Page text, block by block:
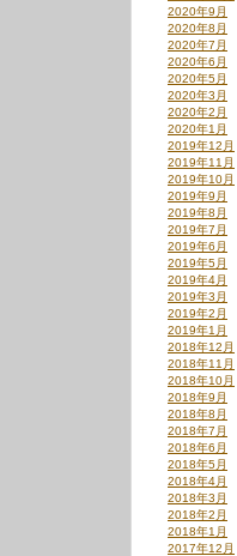
2020年9月
2020年8月
2020年7月
2020年6月
2020年5月
2020年3月
2020年2月
2020年1月
2019年12月
2019年11月
2019年10月
2019年9月
2019年8月
2019年7月
2019年6月
2019年5月
2019年4月
2019年3月
2019年2月
2019年1月
2018年12月
2018年11月
2018年10月
2018年9月
2018年8月
2018年7月
2018年6月
2018年5月
2018年4月
2018年3月
2018年2月
2018年1月
2017年12月